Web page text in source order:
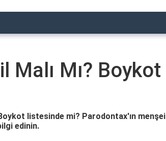
Malı Mı? Boykot
listesinde mi? Parodontax'ın menşei
edinin.